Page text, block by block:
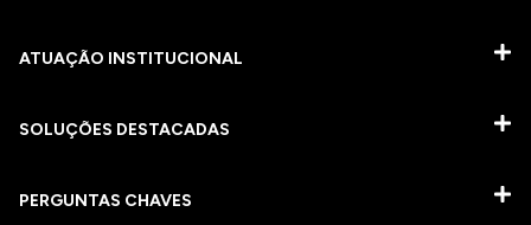
ATUAÇÃO INSTITUCIONAL
SOLUÇÕES DESTACADAS
PERGUNTAS CHAVES​